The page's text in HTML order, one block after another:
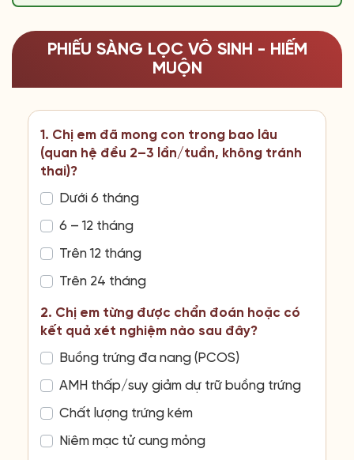
PHIẾU SÀNG LỌC VÔ SINH - HIẾM
MUỘN
1. Chị em đã mong con trong bao lâu
(quan hệ đều 2–3 lần/tuần, không tránh
thai)?
Dưới 6 tháng
6 – 12 tháng
Trên 12 tháng
Trên 24 tháng
2. Chị em từng được chẩn đoán hoặc có
kết quả xét nghiệm nào sau đây?
Buồng trứng đa nang (PCOS)
AMH thấp/suy giảm dự trữ buồng trứng
Chất lượng trứng kém
Niêm mạc tử cung mỏng